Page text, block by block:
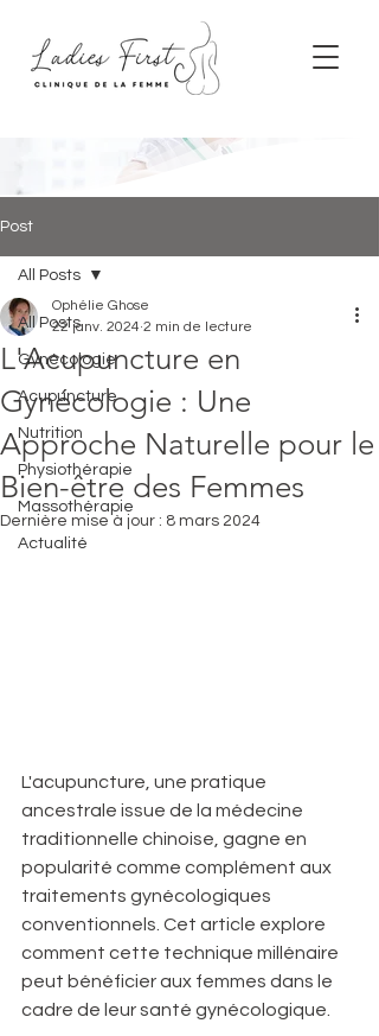
Post
All Posts
Gynécologie
Acupuncture
Nutrition
Physiothérapie
Massothérapie
Actualité
All Posts
L'Acupuncture en
Gynécologie : Une
Approche Naturelle pour le
Bien-être des Femmes
Ophélie Ghose
22 janv. 2024 2 min de lecture
Dernière mise à jour : 8 mars 2024
L'acupuncture, une pratique
ancestrale issue de la médecine
traditionnelle chinoise, gagne en
popularité comme complément aux
traitements gynécologiques
conventionnels. Cet article explore
comment cette technique millénaire
peut bénéficier aux femmes dans le
cadre de leur santé gynécologique.